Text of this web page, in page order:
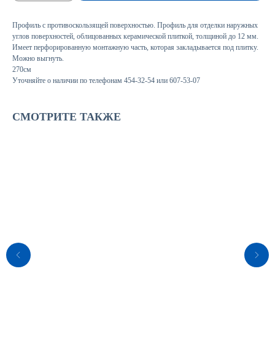
Профиль с противоскользящей поверхностью. Профиль для отделки наружных
углов поверхностей, облицованных керамической плиткой, толщиной до 12 мм.
Имеет перфорированную монтажную часть, которая закладывается под плитку.
Можно выгнуть.
270см
Уточняйте о наличии по телефонам 454-32-54 или 607-53-07
СМОТРИТЕ ТАКЖЕ